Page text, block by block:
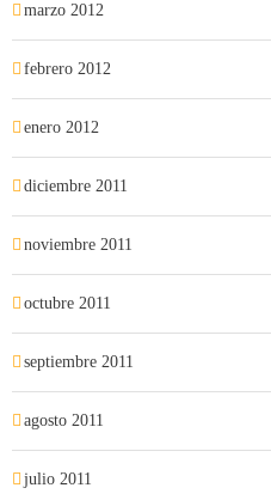
marzo 2012
febrero 2012
enero 2012
diciembre 2011
noviembre 2011
octubre 2011
septiembre 2011
agosto 2011
julio 2011